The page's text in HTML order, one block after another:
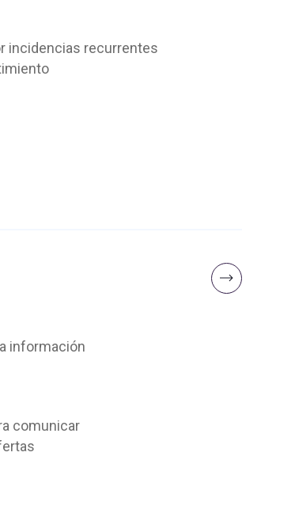
incidencias recurrentes
información
comunicar